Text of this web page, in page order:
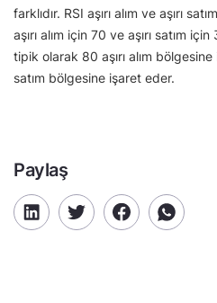
farklıdır. RSI aşırı alım ve aşırı
aşırı alım için 70 ve aşırı satım
tipik olarak 80 aşırı alım
satım bölgesine işaret eder.
Paylaş